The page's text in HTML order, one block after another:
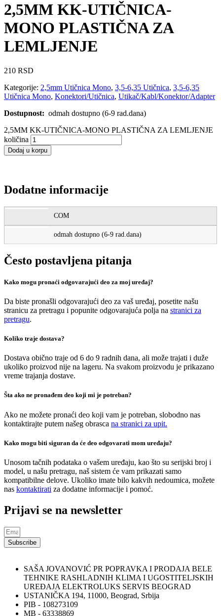
2,5MM KK-UTIČNICA-
MONO PLASTIČNA ZA
LEMLJENJE
210 RSD
Kategorije: 2,5mm Utičnica Mono, 3,5-6,35 Utičnica, 3,5-6,35
Utičnica Mono, Konektori/Utičnica, Utikač/Kabl/Konektor/Adapter
Dostupnost: odmah dostupno (6-9 rad.dana)
2,5MM KK-UTIČNICA-MONO PLASTIČNA ZA LEMLJENJE
količina
Dodaj u korpu
Dodatne informacije
COM
odmah dostupno (6-9 rad.dana)
Često postavljena pitanja
Kako mogu pronaći odgovarajući deo za moj uređaj?
Da biste pronašli odgovarajući deo za vaš uređaj, posetite našu
stranicu za pretragu i popunite odgovarajuća polja na stranici za
pretragu.
Koliko traje dostava?
Dostava obično traje od 6 do 9 radnih dana, ali može trajati i duže
ukoliko proizvod nije na lageru. Na svakom proizvodu je prikazano
vreme trajanja dostave.
Šta ako ne pronađem deo koji mi je potreban?
Ako ne možete pronaći deo koji vam je potreban, slobodno nas
kontaktirajte putem našeg obrasca na stranici za upit.
Kako mogu biti siguran da će deo odgovarati mom uređaju?
Unosom tačnih podataka o vašem uređaju, kao što su serijski broj i
model, u našu pretragu, naš sistem će vam prikazati samo
kompatibilne delove. Ukoliko imate bilo kakvih nedoumica, možete
nas kontaktirati za dodatne informacije i pomoć.
Prijavi se na newsletter
Subscribe
SAŠA JOVANOVIĆ PR POPRAVKA I PRODAJA BELE
TEHNIKE RASHLADNIH KLIMA I UGOSTITELJSKIH
UREĐAJA ELEKTROLUKS SERVIS BEOGRAD
USTANIČKA 194, 11000, Beograd, Srbija
PIB - 108273109
MB - 63338869